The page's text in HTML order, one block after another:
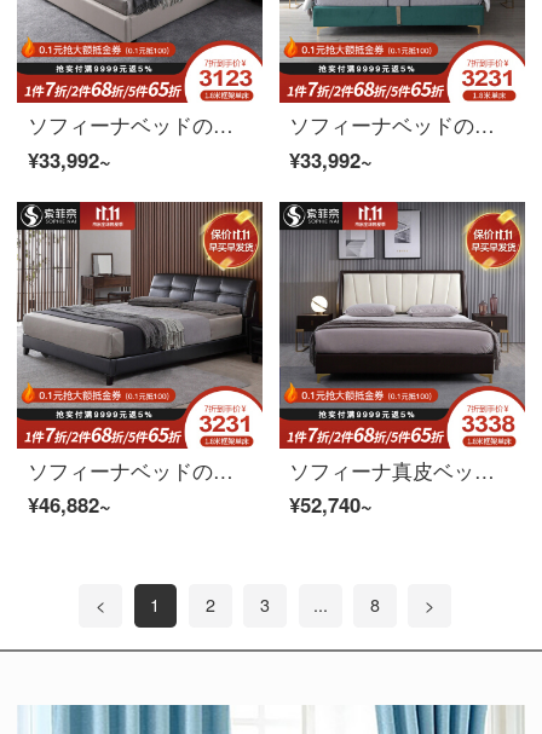
ソフィーナベッドの真皮ベッド北欧軽奢現代皮ベッドの主なベッドの結婚式ベッドの真皮ベッドの1.8メートルシングルベッド（フレームワーク）1800*2000
¥33,992~
ソフィーナベッドの布芸ベッド北欧の近代的な軽奢ベッドの主なベッドの結婚式ベッドの高箱ベッドのダブルベッドの1メートルの2 0メートルのシングルベッド（フレーム）の1500*2000
¥33,992~
ソフィーナベッドの真皮ベッド北欧シンプル現代皮ベッドの主なベッドと結婚式ベッドの収納ベッドのダブルベッドの1メートル2 0メートルベッド+マットレス+マットレス*1(フレームワーク)1800*2000
¥46,882~
ソフィーナ真皮ベッド軽奢皮ベッド北欧ベッド真皮ベッド高箱収納ベッドダブルベッド8 m 2 0ベッド+マットレス+マットレス*1(フレーム)1800*2000
¥52,740~
< 1 2 3 ... 8 >